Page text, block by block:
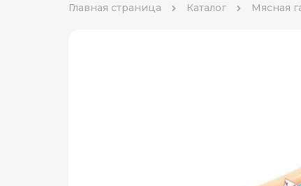
Главная страница Каталог Мясная